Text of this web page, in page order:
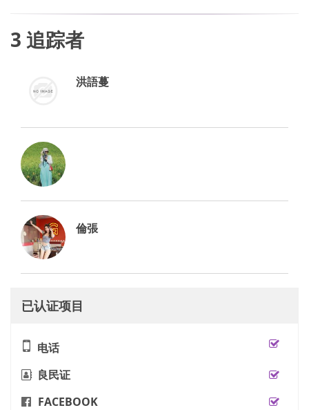
3 追踪者
洪語蔓
倫張
已认证项目
电话
良民证
FACEBOOK